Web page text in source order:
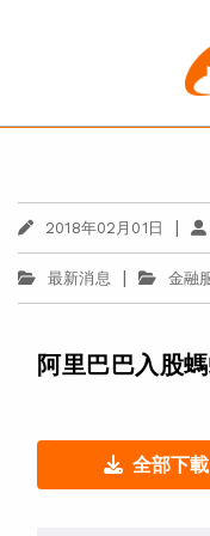
2018年02月01日 |
最新消息 | 金融
阿里巴巴入股
全部下載